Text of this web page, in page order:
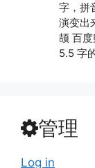
字，拼
演变出
颉 百
5.5 字
管理
Log in